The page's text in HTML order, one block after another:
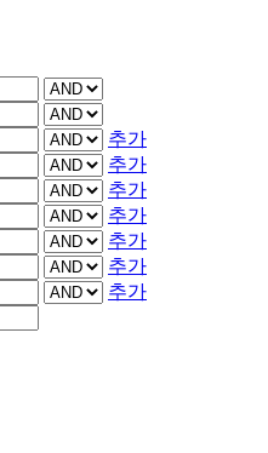
추가
추가
추가
추가
추가
추가
추가